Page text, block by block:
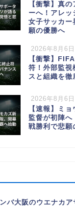
【衝撃】真
ーへ！アレッ
女子サッカー
願の優勝へ
2026年8月6日
【衝撃】
符！外部監視
スと組織を徹
2026年8月6日
【速報】ミ
監督が初陣へ
戦勝利で悲願
ンバ大阪のウエナカ